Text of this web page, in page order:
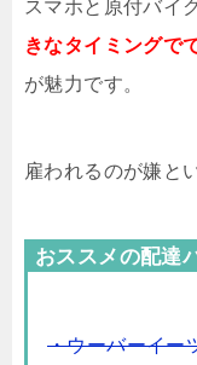
スマホと原付バイ
きなタイミングで
が魅力です。
雇われるのが嫌と
おススメの配達
・ウーバーイー